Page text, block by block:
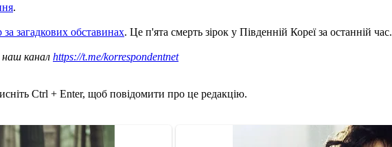
.
загадкових обставинах. Це п'ята смерть зірок у Південній Кореї за останній час.
наш канал https://t.me/korrespondentnet
Ctrl + Enter, щоб повідомити про це редакцію.